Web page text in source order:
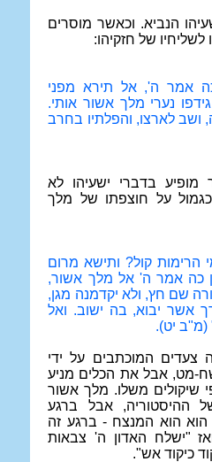
הנביא. וכאשר מוסרים
של חזקיהו:
אמר ה', אל תירא מפני
נערי מלך אשור אותי.
ושב לארצו, והפלתיו בחרב
מופיע בדברי ישעיהו לא
על חוצפתו של מלך
קול? ותישא מרום
כה אמר ה' אל מלך אשור,
שם חץ, ולא יקדמנה מגן,
אשר יבוא, בה ישוב. ואל
(מ"ב יט).
צעדים המוכתבים על ידי
מט, אבל את הכלים מניע
שיקולים משלו. מלך אשור
ההיסטוריה, אבל ברגע
הוא המנצח - ברגע זה
"ישלח האדון ה' צבאות
כיקוד אש".